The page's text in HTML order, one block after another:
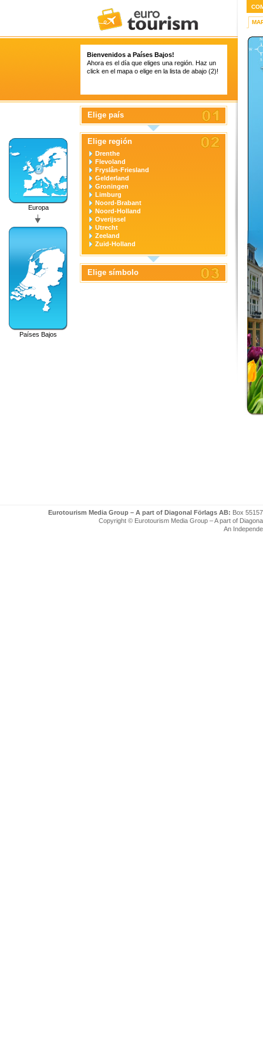
Bienvenidos a Países Bajos!
Ahora es el día que eliges una región. Haz un
click en el mapa o elige en la lista de abajo (2)!
Europa
Países Bajos
Elige país
Elige región
Drenthe
Flevoland
Fryslân-Friesland
Gelderland
Groningen
Limburg
Noord-Brabant
Noord-Holland
Overijssel
Utrecht
Zeeland
Zuid-Holland
Elige símbolo
Eurotourism Media Group – A part of Diagonal Förlags AB: Box
Copyright © Eurotourism Media Group – A part of
An